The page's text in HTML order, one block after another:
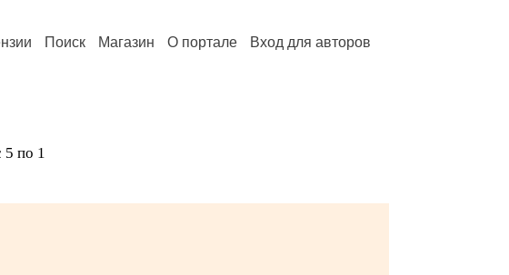
Поиск Магазин О портале Вход для авторов
5 по 1